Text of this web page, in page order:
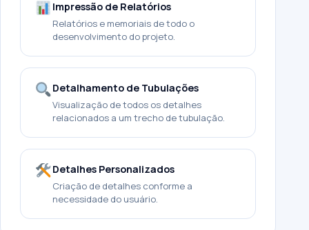
Impressão de Relatórios
Relatórios e memoriais de todo o
desenvolvimento do projeto.
Detalhamento de Tubulações
Visualização de todos os detalhes
relacionados a um trecho de tubulação.
Detalhes Personalizados
Criação de detalhes conforme a
necessidade do usuário.